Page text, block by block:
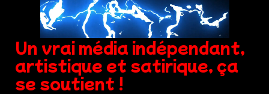
Un vrai média indépendant,
artistique et satirique, ça
se soutient !